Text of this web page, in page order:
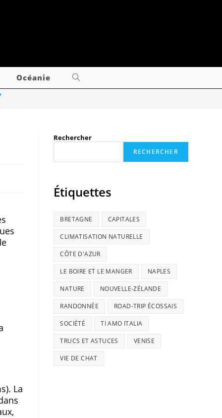
Océanie
La
Rechercher
RECHERCHER
Étiquettes
BRETAGNE CAPITALES
CLIMATISATION NATURELLE
CÔTE D'AZUR
LE BOIRE ET LE MANGER NAPLES
NATURE NOUVELLE-ZÉLANDE
RANDONNÉE ROAD-TRIP ÉCOSSAIS
SOCIÉTÉ TI AMO ITALIA
TRUCS ET ASTUCES VENISE
VIE DE CHAT